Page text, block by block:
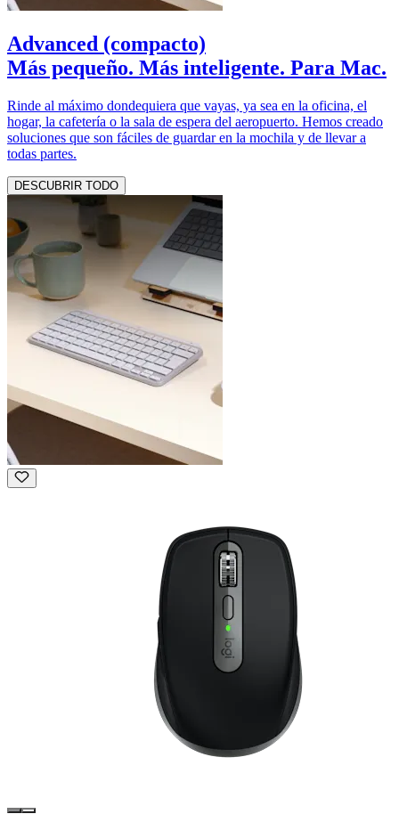
Advanced (compacto)
Más pequeño. Más inteligente. Para Mac.
Rinde al máximo dondequiera que vayas, ya sea en la oficina, el
hogar, la cafetería o la sala de espera del aeropuerto. Hemos creado
soluciones que son fáciles de guardar en la mochila y de llevar a
todas partes.
DESCUBRIR TODO